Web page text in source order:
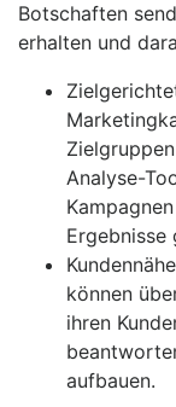
Botschaften
erhalten und
Analyse-
Ergebnisse
können
ihren
aufbauen.